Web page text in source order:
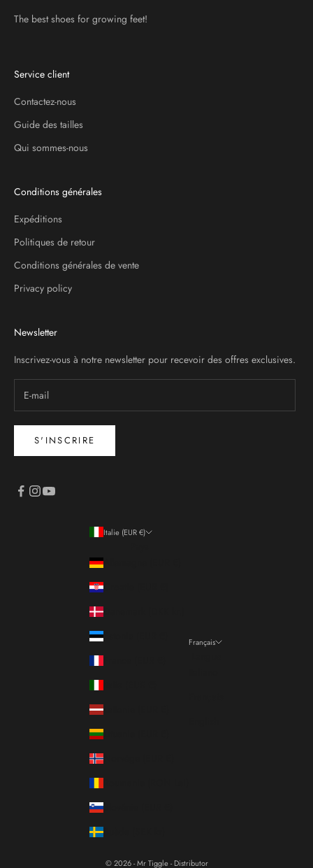
The best shoes for growing feet!
Service client
Contactez-nous
Guide des tailles
Qui sommes-nous
Conditions générales
Expéditions
Politiques de retour
Conditions générales de vente
Privacy policy
Newsletter
Inscrivez-vous à notre newsletter pour recevoir des offres exclusives.
S'INSCRIRE
Italie (EUR €)
Français
© 2026 - Mr Tiggle - Distributor